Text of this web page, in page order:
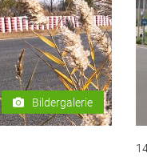
Bildergalerie